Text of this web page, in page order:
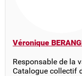
Véronique
Responsable de la
Catalogue collectif